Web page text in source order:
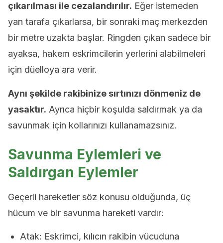
çıkarılması ile cezalandırılır. Eğer istemeden
yan tarafa çıkarlarsa, bir sonraki maç merkezden
bir metre uzakta başlar. Ringden çıkan sadece bir
ayaksa, hakem eskrimcilerin yerlerini alabilmeleri
için düelloya ara verir.
Aynı şekilde rakibinize sırtınızı dönmeniz de
yasaktır. Ayrıca hiçbir koşulda saldırmak ya da
savunmak için kollarınızı kullanamazsınız.
Savunma Eylemleri ve
Saldırgan Eylemler
Geçerli hareketler söz konusu olduğunda, üç
hücum ve bir savunma hareketi vardır:
Atak: Eskrimci, kılıcın rakibin vücuduna